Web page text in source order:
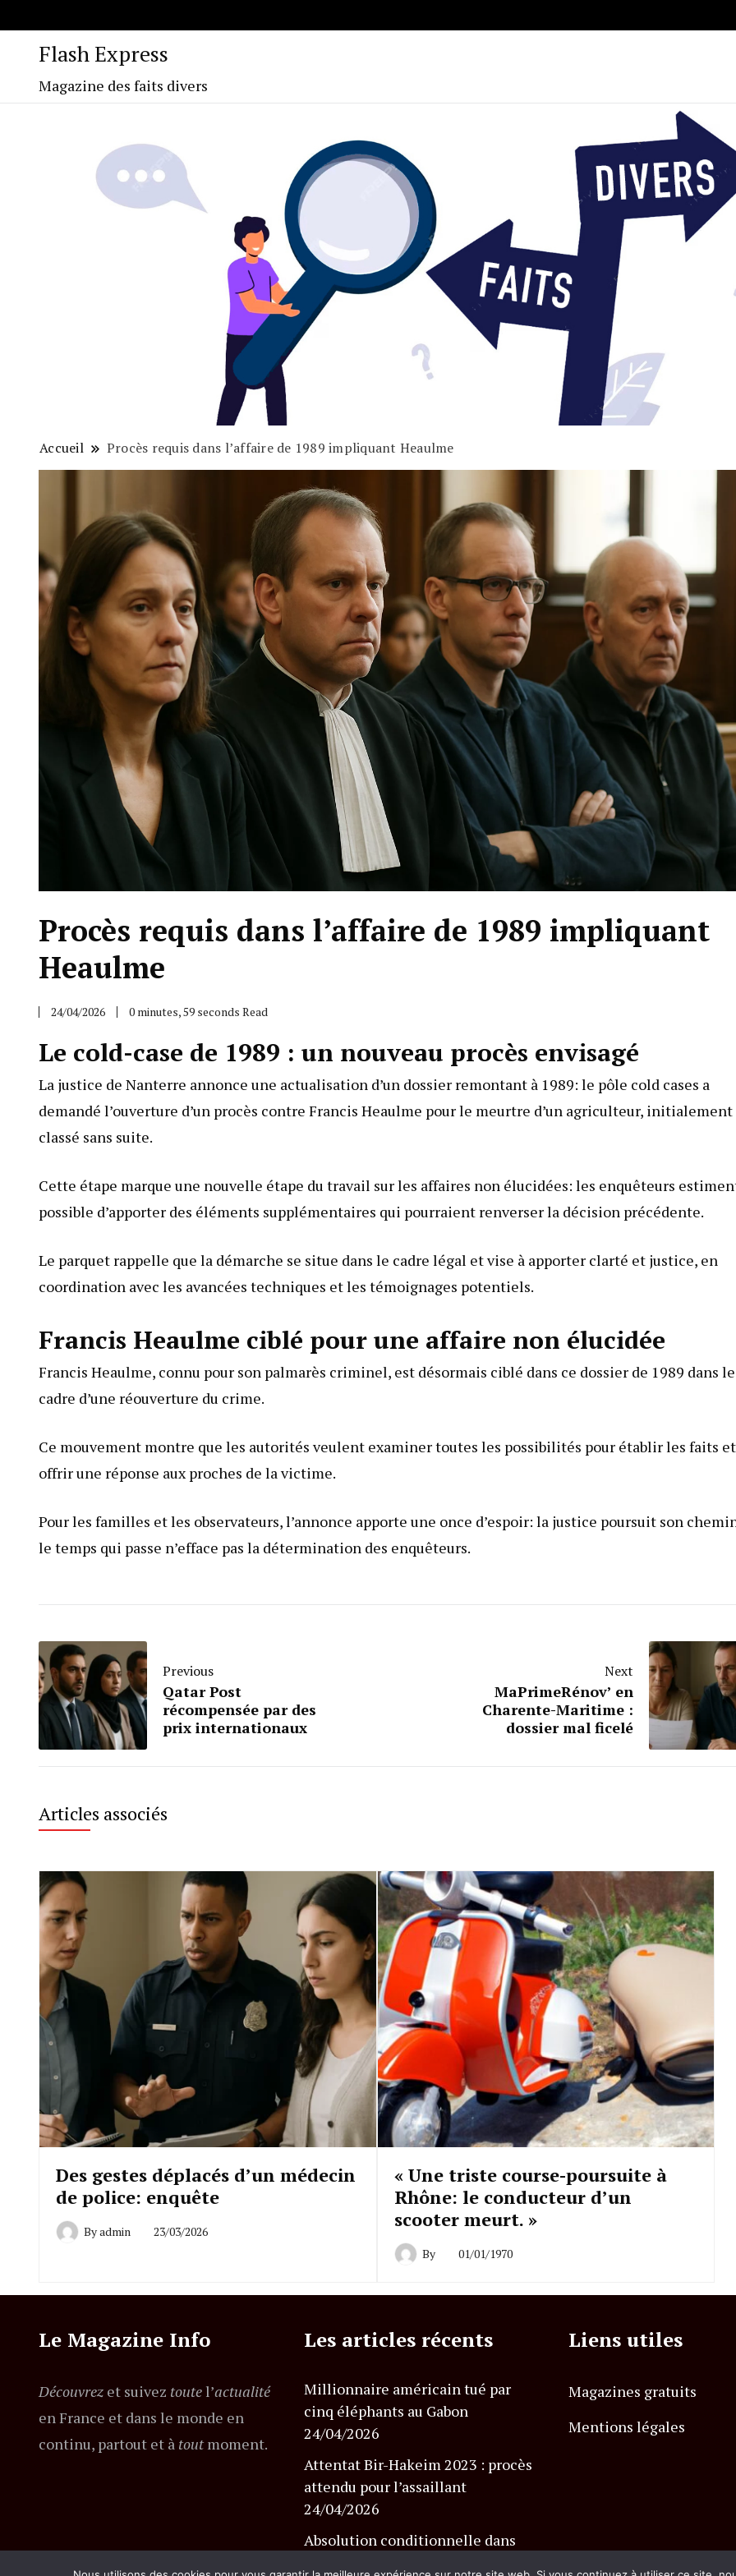
Flash Express
Magazine des faits divers
Accueil Procès requis dans l’affaire de 1989 impliquant Heaulme
Procès requis dans l’affaire de 1989 impliquant
Heaulme
24/04/2026 0 minutes, 59 seconds Read
Le cold-case de 1989 : un nouveau procès envisagé
La justice de Nanterre annonce une actualisation d’un dossier remontant à 1989: le pôle cold cases a
demandé l’ouverture d’un procès contre Francis Heaulme pour le meurtre d’un agriculteur, initialement
classé sans suite.
Cette étape marque une nouvelle étape du travail sur les affaires non élucidées: les enquêteurs
possible d’apporter des éléments supplémentaires qui pourraient renverser la décision précédente.
Le parquet rappelle que la démarche se situe dans le cadre légal et vise à apporter clarté et justice, en
coordination avec les avancées techniques et les témoignages potentiels.
Francis Heaulme ciblé pour une affaire non élucidée
Francis Heaulme, connu pour son palmarès criminel, est désormais ciblé dans ce dossier de 1989 dans le
cadre d’une réouverture du crime.
Ce mouvement montre que les autorités veulent examiner toutes les possibilités pour établir les faits et
offrir une réponse aux proches de la victime.
Pour les familles et les observateurs, l’annonce apporte une once d’espoir: la justice poursuit son
le temps qui passe n’efface pas la détermination des enquêteurs.
Previous
Qatar Post
récompensée par des
prix internationaux
Next
MaPrimeRénov’ en
Charente-Maritime :
dossier mal ficelé
Articles associés
Des gestes déplacés d’un médecin
de police: enquête
Byadmin 23/03/2026
« Une triste course-poursuite à
Rhône: le conducteur d’un
scooter meurt. »
By 01/01/1970
Le Magazine Info
Découvrez et suivez toutel’actualité
en France et dans le monde en
continu, partout et à toutmoment.
Les articles récents
Millionnaire américain tué par
cinq éléphants au Gabon
24/04/2026
Attentat Bir-Hakeim 2023 : procès
attendu pour l’assaillant
24/04/2026
Absolution conditionnelle dans
Liens utiles
Magazines gratuits
Mentions légales